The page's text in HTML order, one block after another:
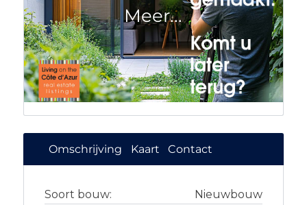
Omschrijving Kaart Contact
Soort bouw:
Nieuwbouw